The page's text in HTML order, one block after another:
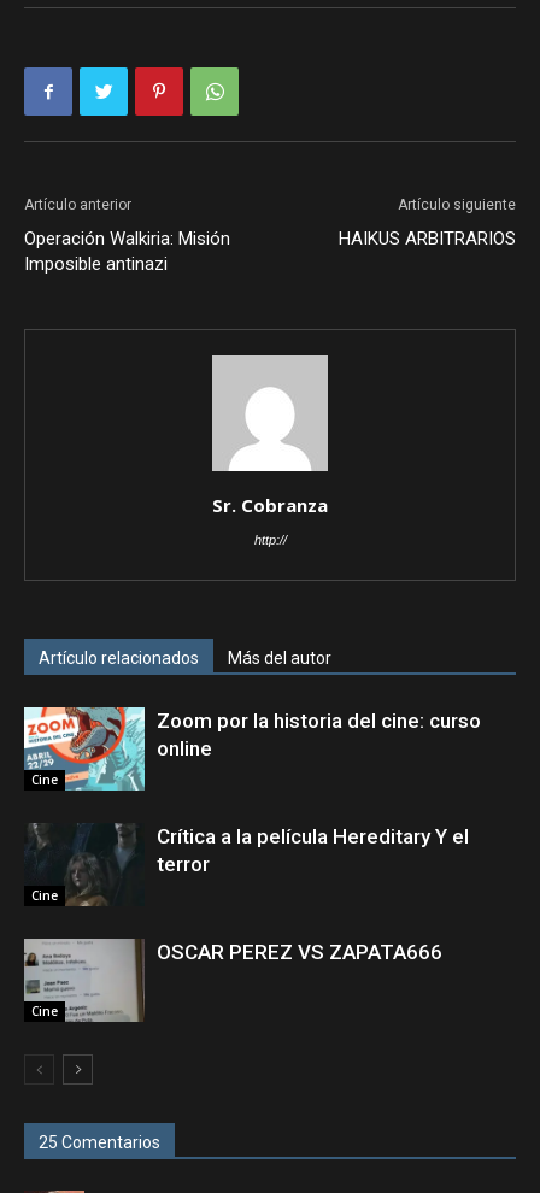
Artículo anterior
Operación Walkiria: Misión
Imposible antinazi
Artículo siguiente
HAIKUS ARBITRARIOS
Sr. Cobranza
http://
Artículo relacionados Más del autor
Cine
Zoom por la historia del cine: curso
online
Cine
Crítica a la película Hereditary Y el
terror
Cine
OSCAR PEREZ VS ZAPATA666
25 Comentarios